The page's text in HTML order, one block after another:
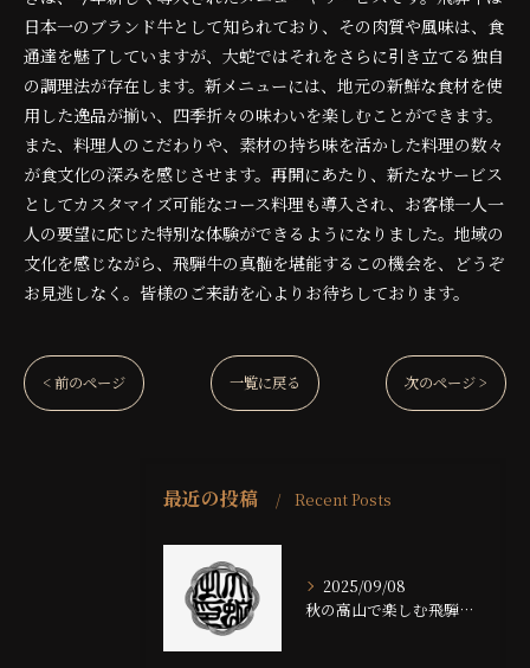
日本一のブランド牛として知られており、その肉質や風味は、食
通達を魅了していますが、大蛇ではそれをさらに引き立てる独自
の調理法が存在します。新メニューには、地元の新鮮な食材を使
用した逸品が揃い、四季折々の味わいを楽しむことができます。
また、料理人のこだわりや、素材の持ち味を活かした料理の数々
が食文化の深みを感じさせます。再開にあたり、新たなサービス
としてカスタマイズ可能なコース料理も導入され、お客様一人一
人の要望に応じた特別な体験ができるようになりました。地域の
文化を感じながら、飛騨牛の真髄を堪能するこの機会を、どうぞ
お見逃しなく。皆様のご来訪を心よりお待ちしております。
< 前のページ 一覧に戻る 次のページ >
最近の投稿 Recent Posts
2025/09/08
秋の高山で楽しむ飛騨牛の魅力